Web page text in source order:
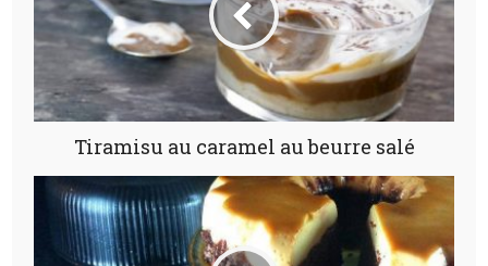
Tiramisu au caramel au beurre salé